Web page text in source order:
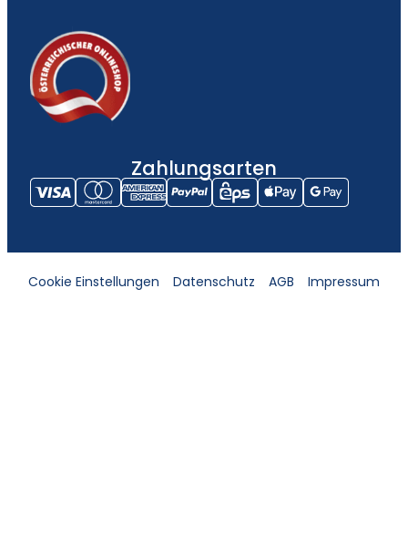
Zahlungsarten
Cookie Einstellungen Datenschutz AGB Impressum